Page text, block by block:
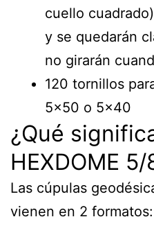
cuello
y se quedarán
no girarán
120 tornillos
5×50 o 5×40
¿Qué
HEXDOME 5/
Las cúpulas
vienen en 2